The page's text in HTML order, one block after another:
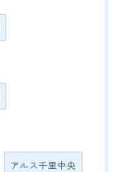
アルス千里中央